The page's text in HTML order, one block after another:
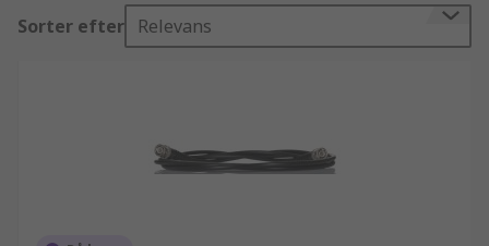
koaksialkabel, koaksialkabel og koaksialkabler
med stik produkter. Udover vores koaksialkabel
tilbehør og artikler i belysning og el-materiel.
Alle disse lever selvfølgelig op til vores høje
Sorter efter Relevans